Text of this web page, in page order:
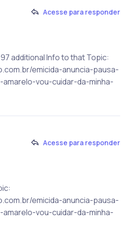
Acesse para responder
additional Info to that Topic:
emicida-anuncia-pausa-
vou-cuidar-da-minha-
Acesse para responder
emicida-anuncia-pausa-
vou-cuidar-da-minha-